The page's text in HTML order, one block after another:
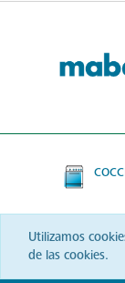
Utilizamos
de las cookies.